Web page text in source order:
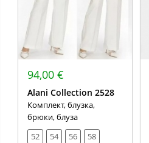
94,00 €
Alani Collection 2528
Комплект, блузка,
брюки, блуза
52
54 56 58